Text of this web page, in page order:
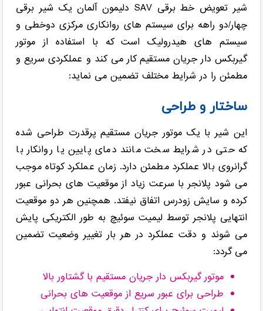
شیر تعویض خط برقی SAV دلیمون آلمان یک شیر برقی
چهار/دو راهه برای سیستم های روانکاری مرکزی دوخطی و
سیستم های هیدرولیک است که با استفاده از موتور
گیربکس دار جریان مستقیم کار می کند و عملکردی سریع و
مطمئن را در شرایط مختلف تضمین می نماید:
ساختار و طراحی
این شیر با یک موتور جریان مستقیم پرقدرت طراحی شده
که حتی در شرایط سخت مانند دمای پایین یا روانکار با
گرانروی بالا عملکرد مطمئن دارد. زمان عملکرد کوتاه موجب
می شود پلانجر با سرعت زیاد از موقعیت های بحرانی عبور
کرده و سایش زودرس اتفاق نیفتد. همچنین هر دو موقعیت
انتهایی پلانجر توسط لیمیت سوئیچ به طور الکتریکی پایش
می شوند و دقت عملکرد در هر بار تغییر وضعیت تضمین
می گردد:
موتور گیربکس دار جریان مستقیم با گشتاور بالا
طراحی برای عبور سریع از موقعیت های بحرانی